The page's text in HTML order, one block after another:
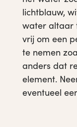
lichtblauw,
water altaar
vrij om een
te nemen
anders dat
element.
eventueel